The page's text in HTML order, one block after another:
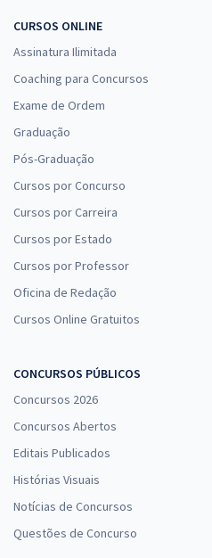
CURSOS ONLINE
Assinatura Ilimitada
Coaching para Concursos
Exame de Ordem
Graduação
Pós-Graduação
Cursos por Concurso
Cursos por Carreira
Cursos por Estado
Cursos por Professor
Oficina de Redação
Cursos Online Gratuitos
CONCURSOS PÚBLICOS
Concursos 2026
Concursos Abertos
Editais Publicados
Histórias Visuais
Notícias de Concursos
Questões de Concurso